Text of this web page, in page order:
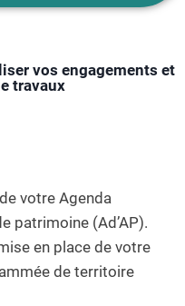
vos engagements et
travaux
votre Agenda
patrimoine (Ad’AP).
en place de votre
de territoire